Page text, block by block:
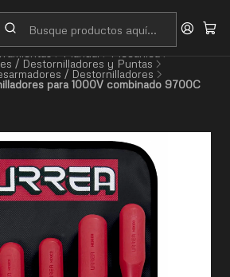
/ Destornilladores y Puntas
/ Destornilladores
para 1000V combinado 9700C